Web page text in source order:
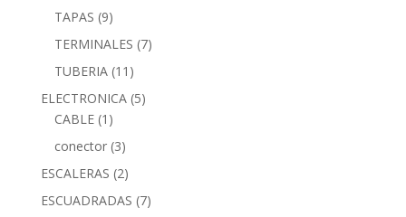
TAPAS (9)
TERMINALES (7)
TUBERIA (11)
ELECTRONICA (5)
CABLE (1)
conector (3)
ESCALERAS (2)
ESCUADRADAS (7)